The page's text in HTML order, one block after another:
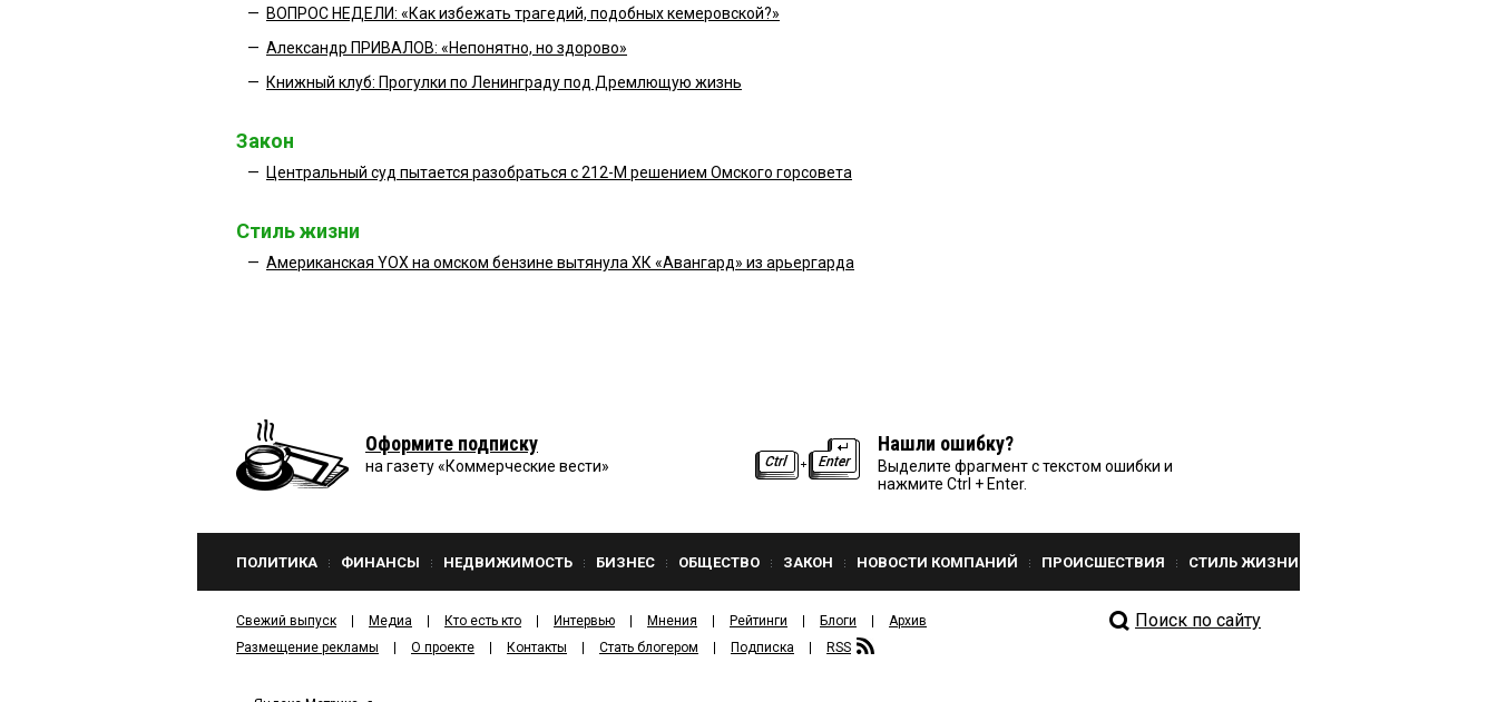
— ВОПРОС НЕДЕЛИ: «Как избежать трагедий, подобных кемеровской?»
— Александр ПРИВАЛОВ: «Непонятно, но здорово»
— Книжный клуб: Прогулки по Ленинграду под Дремлющую жизнь
Закон
— Центральный суд пытается разобраться с 212-М решением Омского горсовета
Стиль жизни
— Американская YOХ на омском бензине вытянула ХК «Авангард» из арьергарда
Оформите подписку
на газету «Коммерческие вести»
Нашли ошибку?
Выделите фрагмент с текстом ошибки и
нажмите Ctrl + Enter.
ПОЛИТИКА ФИНАНСЫ НЕДВИЖИМОСТЬ БИЗНЕС ОБЩЕСТВО ЗАКОН НОВОСТИ КОМПАНИЙ ПРОИСШЕСТВИЯ СТИЛЬ ЖИЗНИ
Свежий выпуск Медиа Кто есть кто Интервью Мнения Рейтинги Блоги
Архив
Размещение рекламы
О проекте Контакты Стать блогером Подписка RSS
Поиск по сайту